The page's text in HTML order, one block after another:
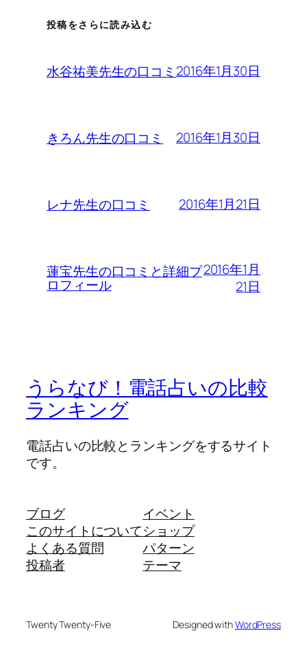
投稿をさらに読み込む
水谷祐美先生の口コミ 2016年1月30日
きろん先生の口コミ 2016年1月30日
レナ先生の口コミ 2016年1月21日
蓮宝先生の口コミと詳細プ
ロフィール
2016年1月
21日
うらなび！電話占いの比較
ランキング
電話占いの比較とランキングをするサイト
です。
ブログ
このサイトについて
よくある質問
投稿者
イベント
ショップ
パターン
テーマ
Twenty Twenty-Five Designed withWordPress